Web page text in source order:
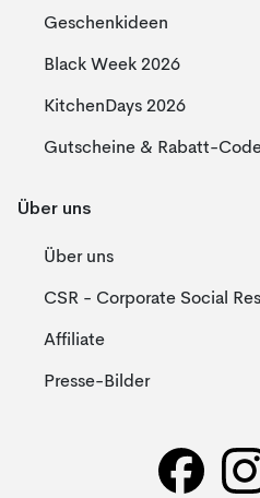
Geschenkideen
Black Week 2026
KitchenDays 2026
Gutscheine & Rabatt-
Über uns
Über uns
CSR - Corporate Social
Affiliate
Presse-Bilder